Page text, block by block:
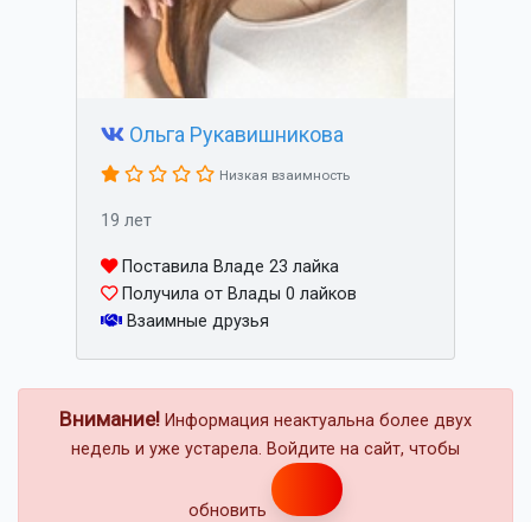
Ольга Рукавишникова
Низкая взаимность
19 лет
Поставила Владе 23 лайка
Получила от Влады 0 лайков
Взаимные друзья
Внимание! Информация неактуальна более двух
недель и уже устарела. Войдите на сайт, чтобы
обновить